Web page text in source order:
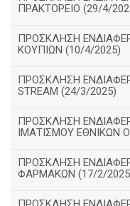
ΠΡΑΚΤΟΡΕΙΟ (29/4/
ΠΡΟΣΚΛΗΣΗ
ΚΟΥΠΙΩΝ (10/4/2025)
ΠΡΟΣΚΛΗΣΗ
STREAM (24/3/2025)
ΠΡΟΣΚΛΗΣΗ
ΙΜΑΤΙΣΜΟΥ ΕΘΝΙΚΩΝ
ΠΡΟΣΚΛΗΣΗ
ΦΑΡΜΑΚΩΝ (17/2/